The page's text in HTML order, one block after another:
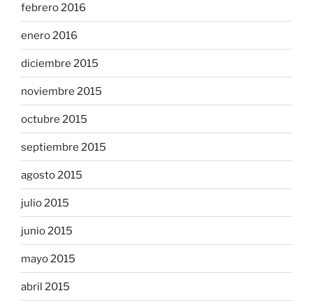
febrero 2016
enero 2016
diciembre 2015
noviembre 2015
octubre 2015
septiembre 2015
agosto 2015
julio 2015
junio 2015
mayo 2015
abril 2015